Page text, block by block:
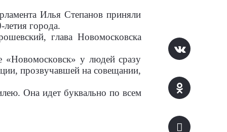
Илья Степанов приняли
города.
глава Новомосковска
«Новомосковск» у людей сразу
прозвучавшей на совещании,
Она идет буквально по всем